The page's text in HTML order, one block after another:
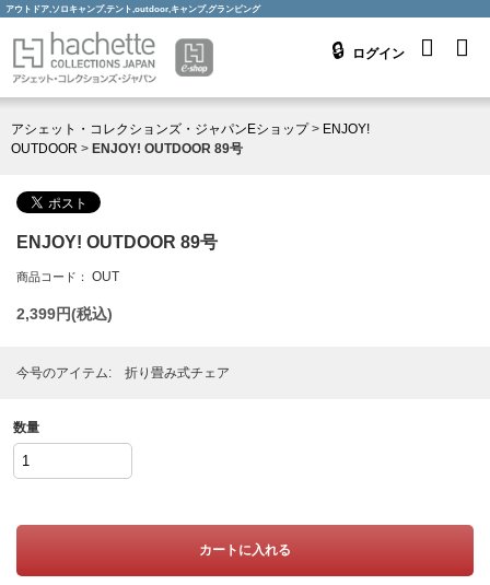
アウトドア,ソロキャンプ,テント,outdoor,キャンプ,グランピング
ログイン
アシェット・コレクションズ・ジャパンEショップ> ENJOY!
OUTDOOR > ENJOY! OUTDOOR 89号
ENJOY! OUTDOOR 89号
商品コード： OUT
2,399円(税込)
今号のアイテム: 折り畳み式チェア
数量
カートに入れる